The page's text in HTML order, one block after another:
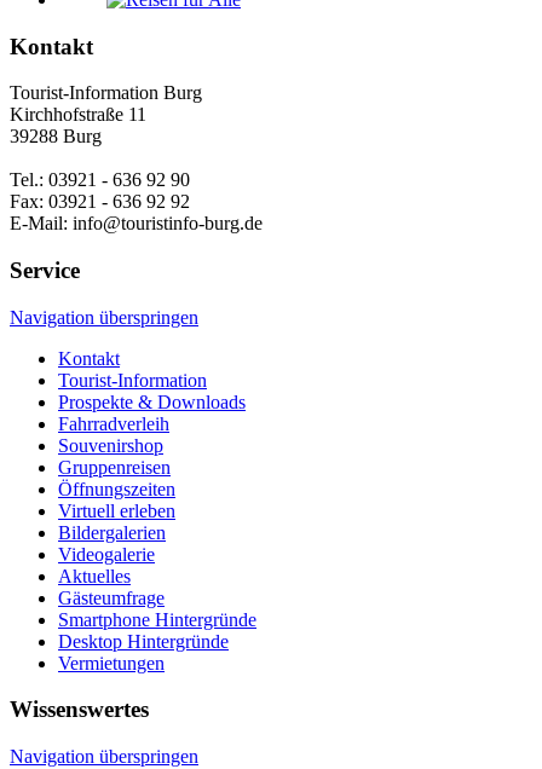
Kontakt
Tourist-Information Burg
Kirchhofstraße 11
39288 Burg
Tel.: 03921 - 636 92 90
Fax: 03921 - 636 92 92
E-Mail: info@touristinfo-burg.de
Service
Navigation überspringen
Kontakt
Tourist-Information
Prospekte & Downloads
Fahrradverleih
Souvenirshop
Gruppenreisen
Öffnungszeiten
Virtuell erleben
Bildergalerien
Videogalerie
Aktuelles
Gästeumfrage
Smartphone Hintergründe
Desktop Hintergründe
Vermietungen
Wissenswertes
Navigation überspringen